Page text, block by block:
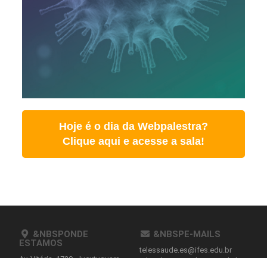
Hoje é o dia da Webpalestra?
Clique aqui e acesse a sala!
&NBSPONDE
ESTAMOS
&NBSPE-MAILS
telessaude.es@ifes.edu.br